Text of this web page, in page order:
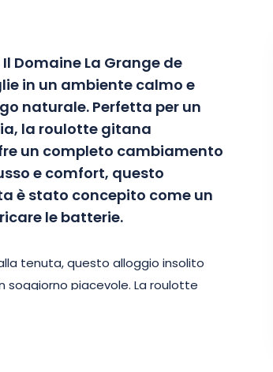
Domaine La Grange de
in un ambiente calmo e
naturale. Perfetta per un
la roulotte gitana
un completo cambiamento
e comfort, questo
è stato concepito come un
le batterie.
tenuta, questo alloggio insolito
soggiorno piacevole. La roulotte
letto queen size e
locale e murales di un famoso